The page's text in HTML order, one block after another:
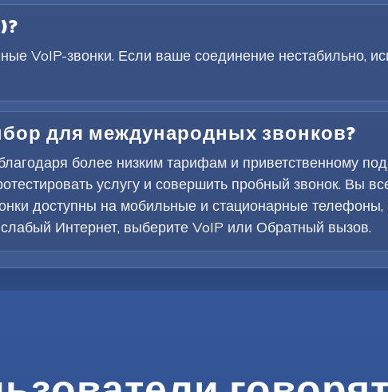
VoIP-звонки. Если ваше соединение нестабильно,
для международных звонков?
более низким тарифам и приветственному
услугу и совершить пробный звонок. Вы
доступны на мобильные и стационарные телефоны,
Интернет, выберите VoIP или Обратный вызов.